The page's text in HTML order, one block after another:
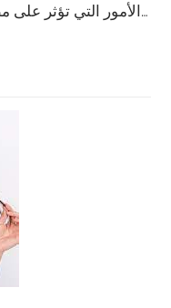
الأمور التي تؤثر على مظهر الشخص وثقته بنفسه. ويمكن أ…